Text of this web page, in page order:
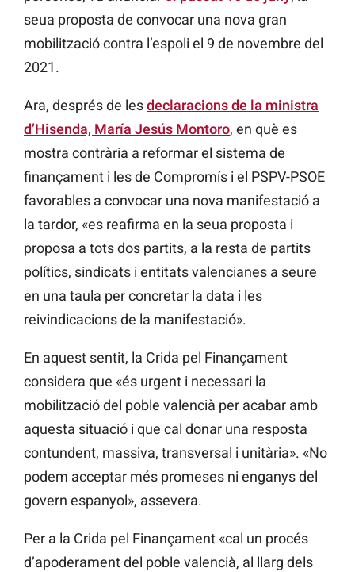
seua proposta de convocar una nova gran
mobilització contra l’espoli el 9 de novembre del
2021.
Ara, després de lesdeclaracions de la ministra
d’Hisenda, María Jesús Montoro, en què es
mostra contrària a reformar el sistema de
finançament i les de Compromís i el PSPV-PSOE
favorables a convocar una nova manifestació a
la tardor, «es reafirma en la seua proposta i
proposa a tots dos partits, a la resta de partits
polítics, sindicats i entitats valencianes a seure
en una taula per concretar la data i les
reivindicacions de la manifestació».
En aquest sentit, la Crida pel Finançament
considera que «és urgent i necessari la
mobilització del poble valencià per acabar amb
aquesta situació i que cal donar una resposta
contundent, massiva, transversal i unitària». «No
podem acceptar més promeses ni enganys del
govern espanyol», assevera.
Per a la Crida pel Finançament «cal un procés
d’apoderament del poble valencià, al llarg dels